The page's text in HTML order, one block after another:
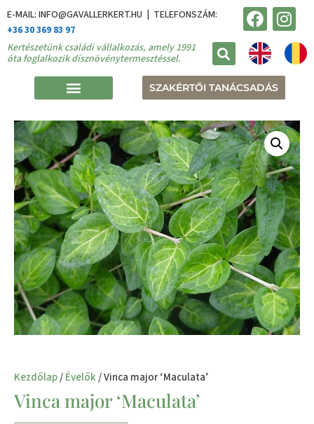
E-MAIL: INFO@GAVALLERKERT.HU | TELEFONSZÁM:
+36 30 369 83 97
Kertészetünk családi vállalkozás, amely 1991
óta foglalkozik dísznövénytermesztéssel.
SZAKÉRTŐI TANÁCSADÁS
Kezdőlap/Évelők/ Vinca major ‘Maculata’
Vinca major ‘Maculata’